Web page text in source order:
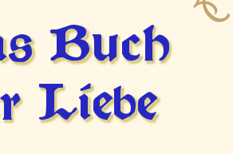
Buch
Liebe